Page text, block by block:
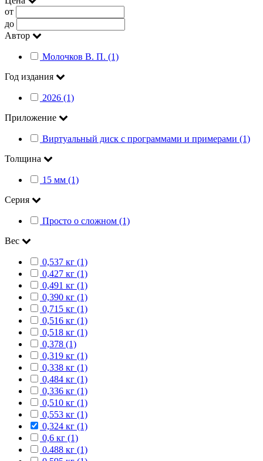
от
до
Автор
Молочков В. П. (1)
Год издания
2026 (1)
Приложение
Виртуальный диск с программами и примерами (1)
Толщина
15 мм (1)
Серия
Просто о сложном (1)
Вес
0,537 кг (1)
0,427 кг (1)
0,491 кг (1)
0,390 кг (1)
0,715 кг (1)
0,516 кг (1)
0,518 кг (1)
0,378 (1)
0,319 кг (1)
0,338 кг (1)
0,484 кг (1)
0,336 кг (1)
0,510 кг (1)
0,553 кг (1)
0,324 кг (1)
0,6 кг (1)
0.488 кг (1)